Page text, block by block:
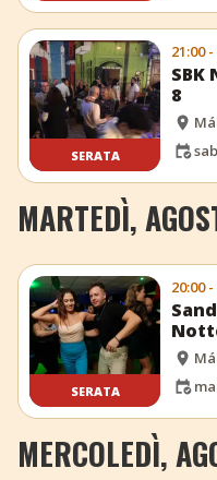
SERATA
21:00
SBK
8
MARTEDÌ,
SERATA
20:00
MERCOLEDÌ,